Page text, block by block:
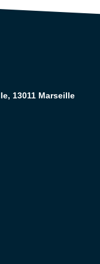
13011 Marseille